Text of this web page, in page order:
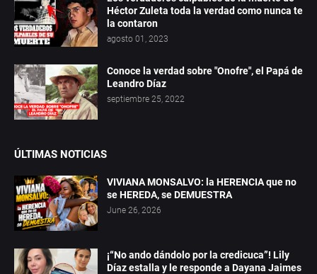
Héctor Zuleta toda la verdad como nunca te
la contaron
agosto 01, 2023
Conoce la verdad sobre "Onofre", el Papá de
Leandro Díaz
septiembre 25, 2022
ÚLTIMAS NOTICIAS
VIVIANA MONSALVO: la HERENCIA que no
se HEREDA, se DEMUESTRA
June 26, 2026
¡“No ando dándolo por la credicuca”! Lily
Díaz estalla y le responde a Dayana Jaimes